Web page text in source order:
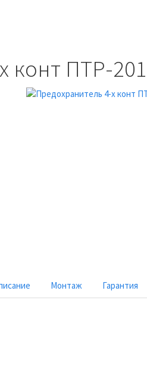
конт ПТР-
Монтаж Гарантия